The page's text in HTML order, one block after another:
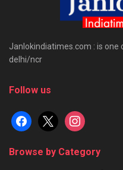
Janlokindiatimes.com : is one
delhi/ncr
Follow us
facebook
x instagram
Browse by Category